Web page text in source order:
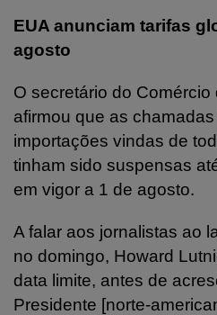
EUA anunciam tarifas
agosto
O secretário do
afirmou que as chamadas
importações vindas de
tinham sido suspensas
em vigor a 1 de agosto.
A falar aos jornalistas ao
no domingo, Howard
data limite, antes de
Presidente [norte-